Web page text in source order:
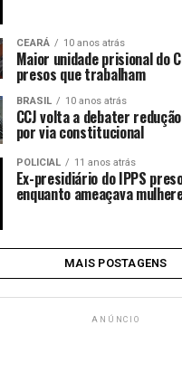
CEARÁ 10 anos atrás
Maior unidade prisional do
presos que trabalham
BRASIL 10 anos atrás
CCJ volta a debater
por via constitucional
POLICIAL 11 anos atrás
Ex-presidiário do IPPS
enquanto ameaçava
MAIS POSTAGENS
ANÚNCIO